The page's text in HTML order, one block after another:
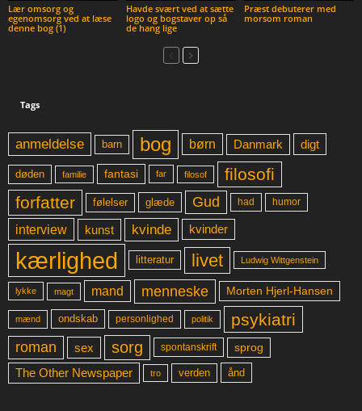
Lær omsorg og
egenomsorg ved at læse
denne bog (1)
Havde svært ved at sætte
logo og bogstaver op så
de hang lige
Præst debuterer med
morsom roman
Tags
anmeldelse barn bog børn Danmark digt
døden familie fantasi far filosof
filosofi
forfatter
følelser glæde Gud had humor
interview kunst kvinde kvinder
kærlighed litteratur livet Ludwig Wittgenstein
lykke magt mand menneske Morten Hjerl-Hansen
mænd ondskab personlighed politik psykiatri
roman sex sorg spontanskrift sprog
The Other Newspaper tro verden ånd